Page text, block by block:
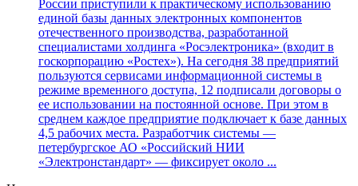
России приступили к практическому использованию
единой базы данных электронных компонентов
отечественного производства, разработанной
специалистами холдинга «Росэлектроника» (входит в
госкорпорацию «Ростех»). На сегодня 38 предприятий
пользуются сервисами информационной системы в
режиме временного доступа, 12 подписали договоры о
ее использовании на постоянной основе. При этом в
среднем каждое предприятие подключает к базе данных
4,5 рабочих места. Разработчик системы —
петербургское АО «Российский НИИ
«Электронстандарт» — фиксирует около ...